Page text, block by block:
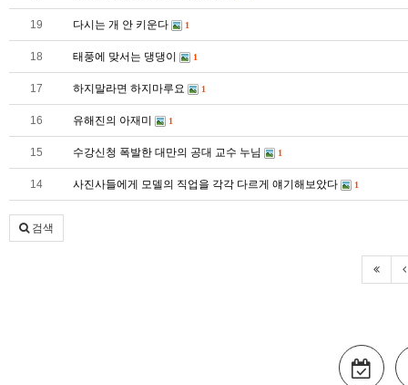
19 다시는 개 안 키운다 1
18 태풍에 맞서는 댕댕이 1
17 하지말라면 하지마루요 1
16 유해진의 아재미 1
15 수강신청 폭발한 대만의 공대 교수 누님 1
14 사진사들에게 모델의 직업을 각각 다르게 얘기해보았다 1
검색